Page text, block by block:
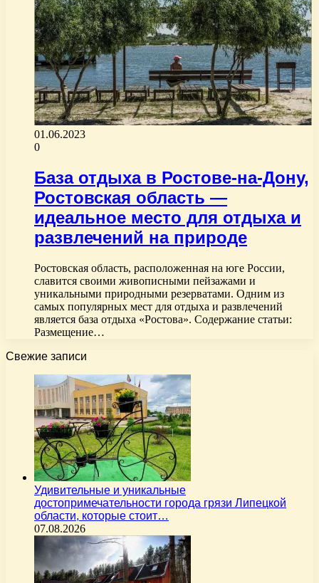
01.06.2023
0
База отдыха в Ростове-на-Дону,
Ростовская область —
идеальное место для отдыха и
развлечений на природе
Ростовская область, расположенная на юге России,
славится своими живописными пейзажами и
уникальными природными резерватами. Одним из
самых популярных мест для отдыха и развлечений
является база отдыха «Ростова». Содержание статьи:
Размещение…
Свежие записи
Удивительные и уникальные
достопримечательности города грязи Липецкой
области, которые стоит…
07.08.2026